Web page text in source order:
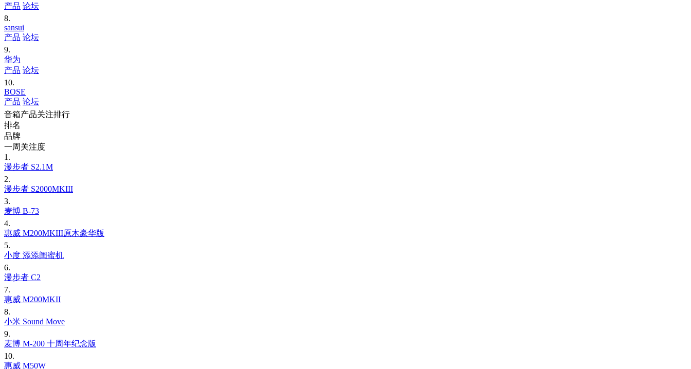
产品 论坛
8.
sansui
产品 论坛
9.
华为
产品 论坛
10.
BOSE
产品 论坛
音箱产品关注排行
排名
品牌
一周关注度
1.
漫步者 S2.1M
2.
漫步者 S2000MKIII
3.
麦博 B-73
4.
惠威 M200MKIII原木豪华版
5.
小度 添添闺蜜机
6.
漫步者 C2
7.
惠威 M200MKII
8.
小米 Sound Move
9.
麦博 M-200 十周年纪念版
10.
惠威 M50W